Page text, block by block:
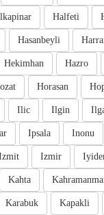
Halfeti
Hasanbeyli
Hazro
Hekimhan
Horasan
Ilgin
Ilic
Inonu
Ipsala
Izmir
Kahta
Kapakli
Karabuk